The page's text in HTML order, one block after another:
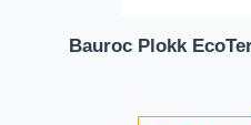
Bauroc Plokk